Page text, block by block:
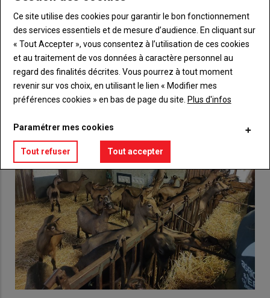
compte pour accéder à tout {nom-site}.
Lien Créez un compte
VOUS AIMEREZ AUSSI
Ce site utilise des cookies pour garantir le bon fonctionnement
des services essentiels et de mesure d’audience. En cliquant sur
« Tout Accepter », vous consentez à l’utilisation de ces cookies
et au traitement de vos données à caractère personnel au
regard des finalités décrites. Vous pourrez à tout moment
revenir sur vos choix, en utilisant le lien « Modifier mes
préférences cookies » en bas de page du site. Plus d'infos
Paramétrer mes cookies
Tout refuser Tout accepter